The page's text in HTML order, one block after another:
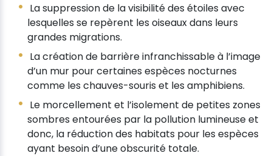
La suppression de la visibilité des étoiles avec
lesquelles se repèrent les oiseaux dans leurs
grandes migrations.
La création de barrière infranchissable à l’image
d’un mur pour certaines espèces nocturnes
comme les chauves-souris et les amphibiens.
Le morcellement et l’isolement de petites zones
sombres entourées par la pollution lumineuse et
donc, la réduction des habitats pour les espèces
ayant besoin d’une obscurité totale.